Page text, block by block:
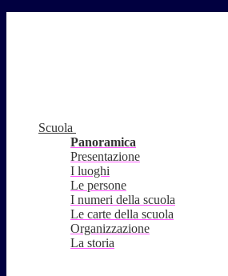
Scuola
Panoramica
Presentazione
I luoghi
Le persone
I numeri della scuola
Le carte della scuola
Organizzazione
La storia